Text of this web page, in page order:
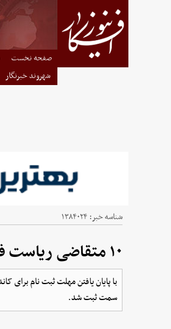
صفحه نخست
شهروند خبرنگار
شناسه خبر: ۱۳۸۴۰۲۴
۱۰ متقاضی ریاست فدراسیون تیراندازی ثبت نام کردند
سمت ثبت شد.